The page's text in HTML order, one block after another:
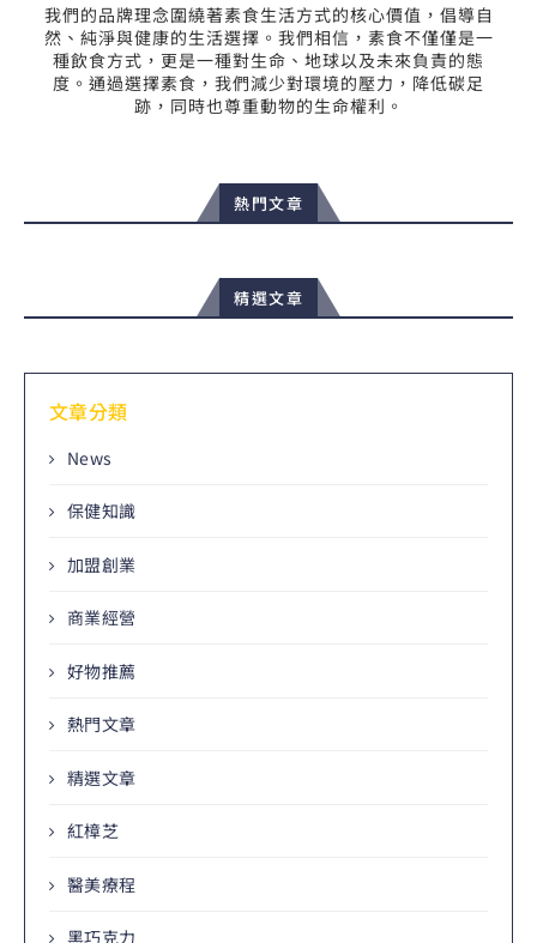
我們的品牌理念圍繞著素食生活方式的核心價值，倡導自
然、純淨與健康的生活選擇。我們相信，素食不僅僅是一
種飲食方式，更是一種對生命、地球以及未來負責的態
度。通過選擇素食，我們減少對環境的壓力，降低碳足
跡，同時也尊重動物的生命權利。
熱門文章
精選文章
文章分類
News
保健知識
加盟創業
商業經營
好物推薦
熱門文章
精選文章
紅樟芝
醫美療程
黑巧克力